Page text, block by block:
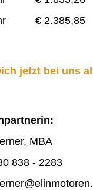
€ 2.385,85
jetzt bei uns
MBA
838 - 2283